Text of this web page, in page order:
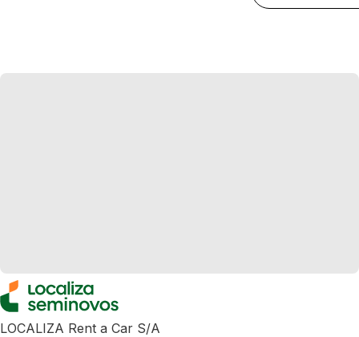
LOCALIZA Rent a Car S/A